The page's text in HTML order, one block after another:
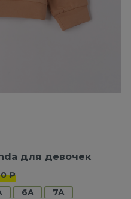
для девочек
₽
6A 7A